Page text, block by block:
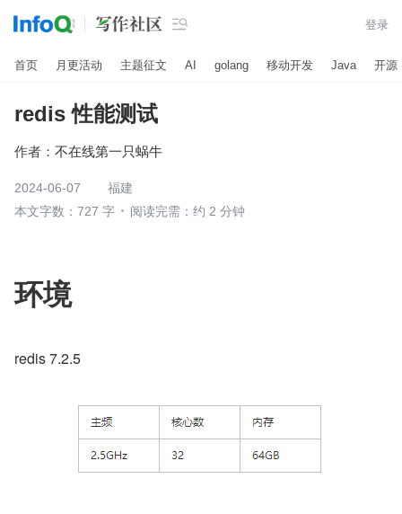
 登录
首页 月更活动 主题征文 AI golang 移动开发 Java 开源
redis 性能测试
作者： 不在线第一只蜗牛
2024-06-07
福建
本文字数：727 字
阅读完需：约 2 分钟
环境
redis 7.2.5